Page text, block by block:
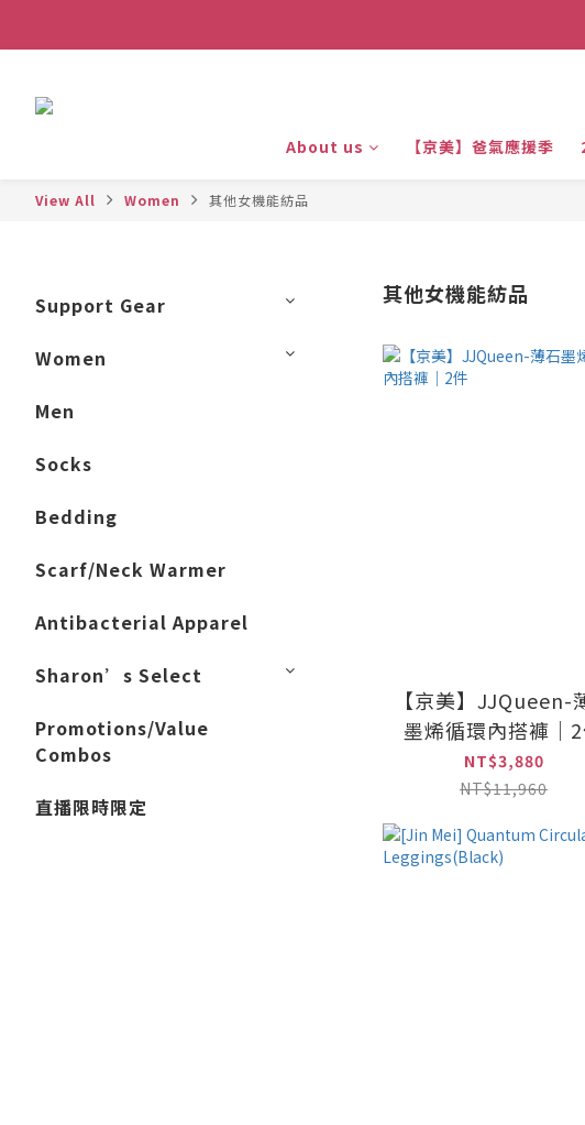
About us 【京美】爸氣應援季
View All Women 其他女機能紡品
Support Gear
Women
Men
Socks
Bedding
Scarf/Neck Warmer
Antibacterial Apparel
Sharon’s Select
Promotions/Value
Combos
直播限時限定
其他女機能紡品
【京美】JJQueen-
墨烯循環內搭褲｜
NT$3,880
NT$11,960